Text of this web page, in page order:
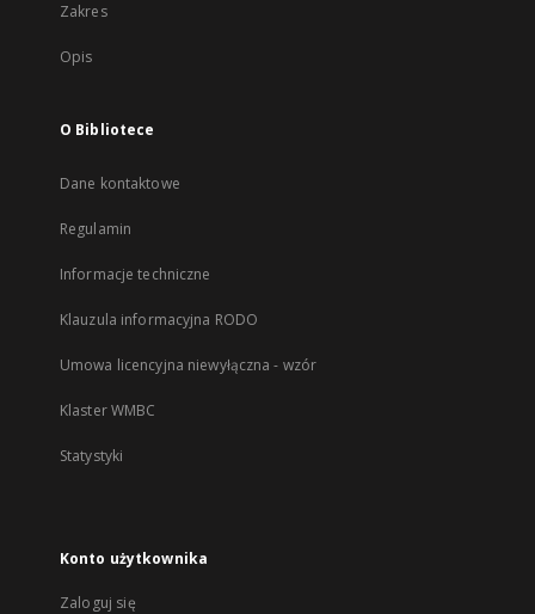
Zakres
Opis
O Bibliotece
Dane kontaktowe
Regulamin
Informacje techniczne
Klauzula informacyjna RODO
Umowa licencyjna niewyłączna - wzór
Klaster WMBC
Statystyki
Konto użytkownika
Zaloguj się